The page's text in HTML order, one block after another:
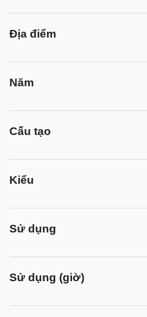
Địa điểm
Năm
Cấu tạo
Kiểu
Sử dụng
Sử dụng (giờ)